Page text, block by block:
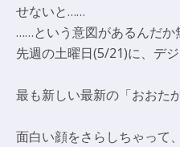
せないと……
……という意図があるんだか
先週の土曜日(5/21)に、デ
最も新しい最新の「おおた
面白い顔をさらしちゃって